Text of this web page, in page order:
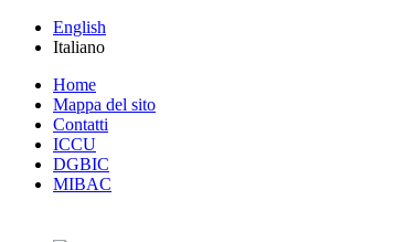
English
Italiano
Home
Mappa del sito
Contatti
ICCU
DGBIC
MIBAC